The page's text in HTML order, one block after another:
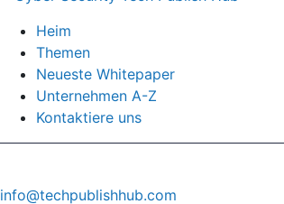
Heim
Themen
Neueste Whitepaper
Unternehmen A-Z
Kontaktiere uns
info@techpublishhub.com